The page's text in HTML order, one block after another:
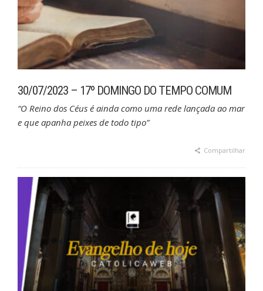
30/07/2023 – 17º DOMINGO DO TEMPO COMUM
“O Reino dos Céus é ainda como uma rede lançada ao mar
e que apanha peixes de todo tipo”
Compartilhar